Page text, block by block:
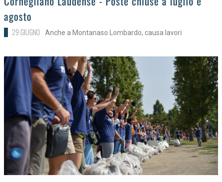
agosto
29 GIUGNO Anche a Montanaso Lombardo, causa lavori